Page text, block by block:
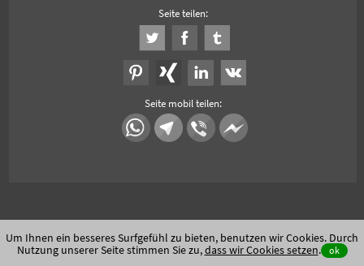
Seite teilen:
Seite mobil teilen:
Um Ihnen ein besseres Surfgefühl zu bieten, benutzen wir Cookies. Durch
Nutzung unserer Seite stimmen Sie zu,dass wir Cookies setzen. ok